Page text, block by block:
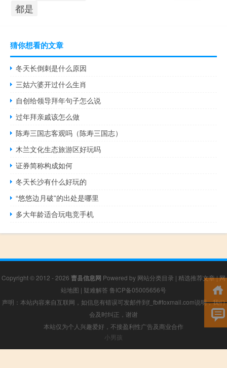
都是
猜你想看的文章
冬天长倒刺是什么原因
三姑六婆开过什么生肖
自创给领导拜年句子怎么说
过年拜亲戚该怎么做
陈寿三国志客观吗（陈寿三国志）
木兰文化生态旅游区好玩吗
证券简称构成如何
冬天长沙有什么好玩的
“悠悠边月破”的出处是哪里
多大年龄适合玩电竞手机
Copyright © 2012 - 2026 曹县信息网 Powered by 网站分类目录 | 精选推荐文章|网
站地图 | 疑难解答 鲁ICP备05005656号
声明：本站内容来自互联网，如信息有错误可发邮件到f_fb#foxmail.com说明，我们
会及时纠正，谢谢
本站仅为个人兴趣爱好，不接盈利性广告及商业合作
小男孩